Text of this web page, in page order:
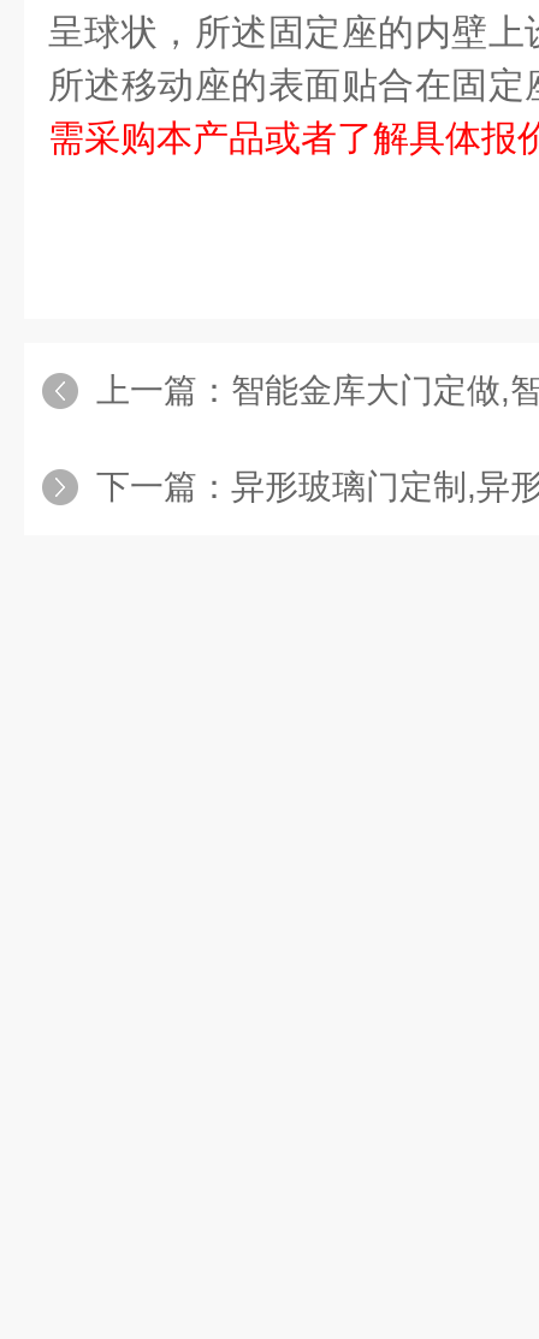
呈球状，所述固定座的内壁
所述移动座的表面贴合在固
需采购本产品或者了解具体
上一篇： 智能金库大门定做,
下一篇： 异形玻璃门定制,异